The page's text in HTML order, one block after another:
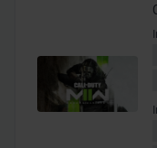
haben oder die sie